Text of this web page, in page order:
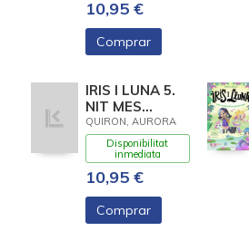
10,95 €
Comprar
IRIS I LUNA 5.
NIT MES
MAGICA, LA
QUIRON, AURORA
Disponibilitat
inmediata
10,95 €
Comprar